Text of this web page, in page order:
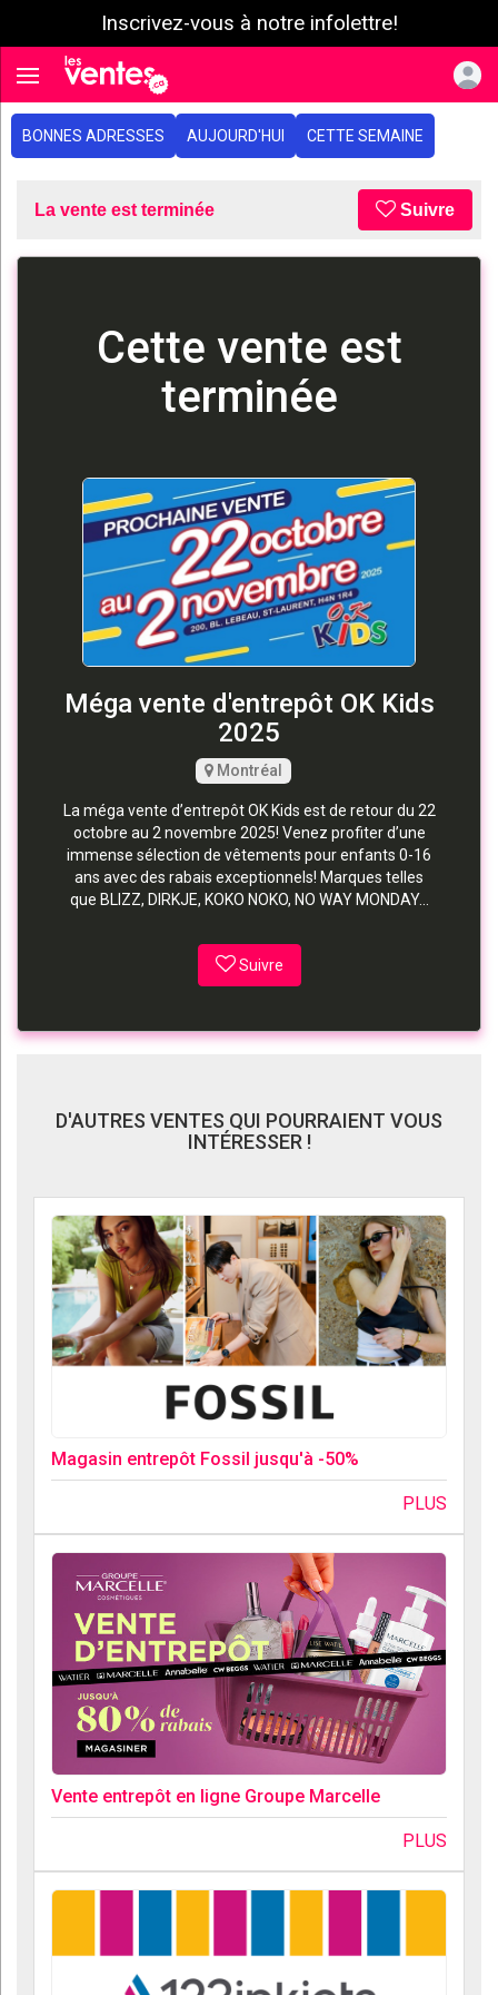
Inscrivez-vous à notre infolettre!
Toggle navigation
BONNES ADRESSES AUJOURD'HUI CETTE SEMAINE
La vente est terminée Suivre
Cette vente est
terminée
Méga vente d'entrepôt OK Kids
2025
Montréal
La méga vente d’entrepôt OK Kids est de retour du 22
octobre au 2 novembre 2025! Venez profiter d’une
immense sélection de vêtements pour enfants 0-16
ans avec des rabais exceptionnels! Marques telles
que BLIZZ, DIRKJE, KOKO NOKO, NO WAY MONDAY...
Suivre
D'AUTRES VENTES QUI POURRAIENT VOUS
INTÉRESSER !
Magasin entrepôt Fossil jusqu'à -50%
PLUS
Vente entrepôt en ligne Groupe Marcelle
PLUS